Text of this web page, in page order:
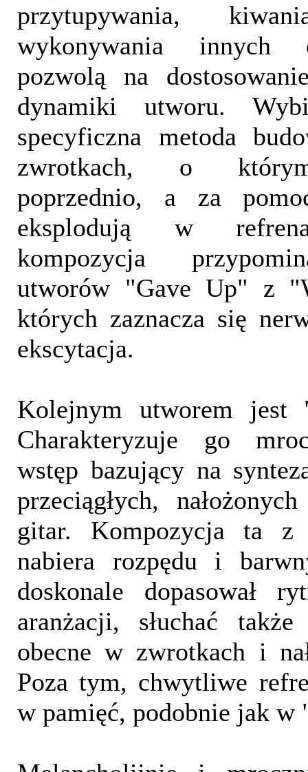
przytupywania,
wykonywania innych
pozwolą na
dynamiki utworu.
specyficzna metoda
zwrotkach, o którym
poprzednio, a za
eksplodują w
kompozycja
utworów "Gave Up" z
których zaznacza się
ekscytacja.
Kolejnym utworem jest
Charakteryzuje go
wstęp bazujący na
przeciągłych,
gitar. Kompozycja ta z
nabiera rozpędu i
doskonale dopasował
aranżacji, słuchać
obecne w zwrotkach i
Poza tym, chwytliwe
w pamięć, podobnie jak w